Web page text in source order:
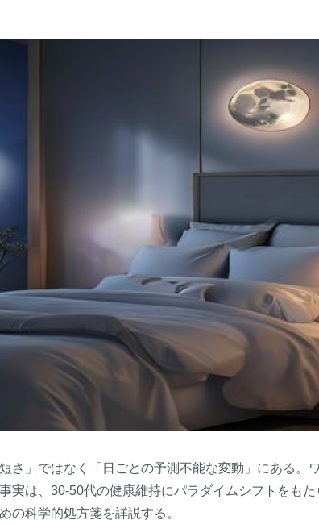
さ」ではなく「日ごとの予測不能な変動」にある。
実は、30-50代の健康維持にパラダイムシフトをも
の科学的処方箋を詳説する。